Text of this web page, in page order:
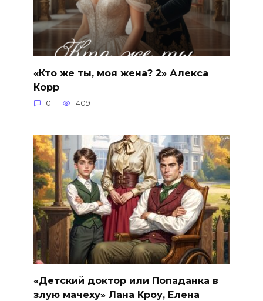
«Кто же ты, моя жена? 2» Алекса
Корр
0 409
«Детский доктор или Попаданка в
злую мачеху» Лана Кроу, Елена